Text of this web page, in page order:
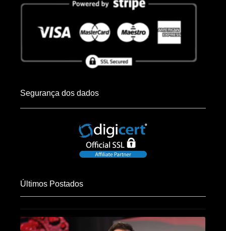
Segurança dos dados
Últimos Postados